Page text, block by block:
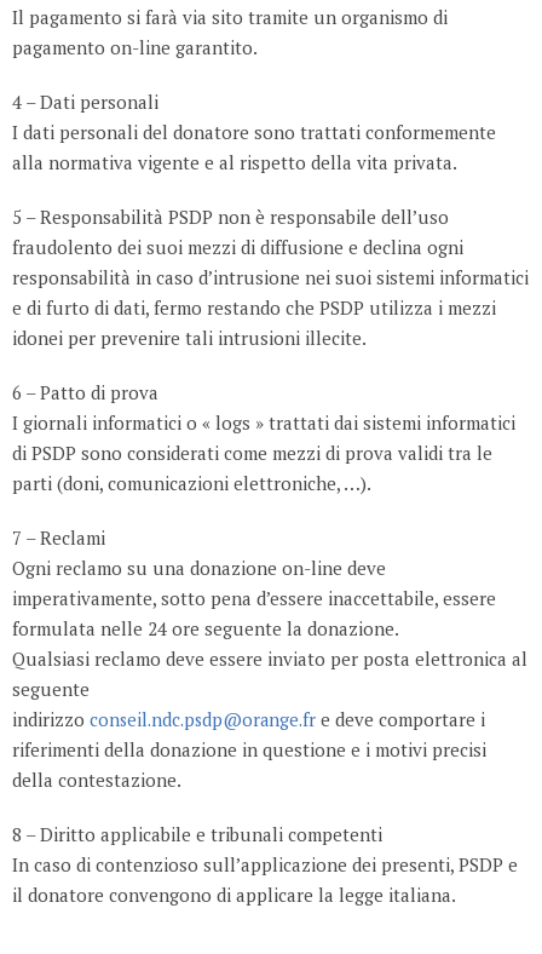
Il pagamento si farà via sito tramite un organismo di
pagamento on-line garantito.
4 – Dati personali
I dati personali del donatore sono trattati conformemente
alla normativa vigente e al rispetto della vita privata.
5 – Responsabilità PSDP non è responsabile dell’uso
fraudolento dei suoi mezzi di diffusione e declina ogni
responsabilità in caso d’intrusione nei suoi sistemi informatici
e di furto di dati, fermo restando che PSDP utilizza i mezzi
idonei per prevenire tali intrusioni illecite.
6 – Patto di prova
I giornali informatici o « logs » trattati dai sistemi informatici
di PSDP sono considerati come mezzi di prova validi tra le
parti (doni, comunicazioni elettroniche, …).
7 – Reclami
Ogni reclamo su una donazione on-line deve
imperativamente, sotto pena d’essere inaccettabile, essere
formulata nelle 24 ore seguente la donazione.
Qualsiasi reclamo deve essere inviato per posta elettronica al
seguente
indirizzo conseil.ndc.psdp@orange.fr e deve comportare i
riferimenti della donazione in questione e i motivi precisi
della contestazione.
8 – Diritto applicabile e tribunali competenti
In caso di contenzioso sull’applicazione dei presenti, PSDP e
il donatore convengono di applicare la legge italiana.